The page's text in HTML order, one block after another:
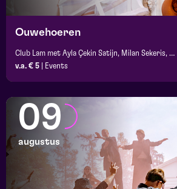
Ouwehoeren
Club Lam met Ayla Çekin Satijn, Milan Sekeris, Dic van Duin, Jean-Baptiste Rey e.a.
v.a. € 5
Events
09
augustus